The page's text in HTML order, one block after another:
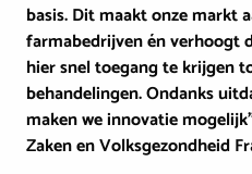
basis. Dit maakt onze markt
farmabedrijven én verhoogt
hier snel toegang te krijgen
behandelingen. Ondanks
maken we innovatie
Zaken en Volksgezondheid